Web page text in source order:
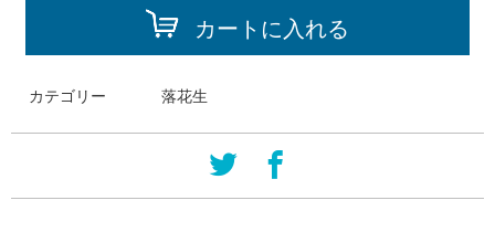
カートに入れる
カテゴリー 落花生